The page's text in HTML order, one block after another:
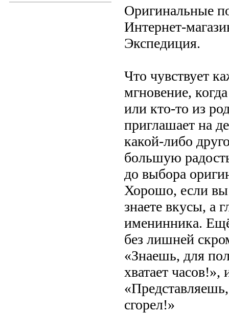
Оригинальные
Интернет-
Экспедиция.
Что чувствует
мгновение,
или кто-то из
приглашает на
какой-либо
большую
до выбора
Хорошо, если вы
знаете вкусы, а
именинника.
без лишней
«Знаешь, для
хватает часов!»,
сгорел!»